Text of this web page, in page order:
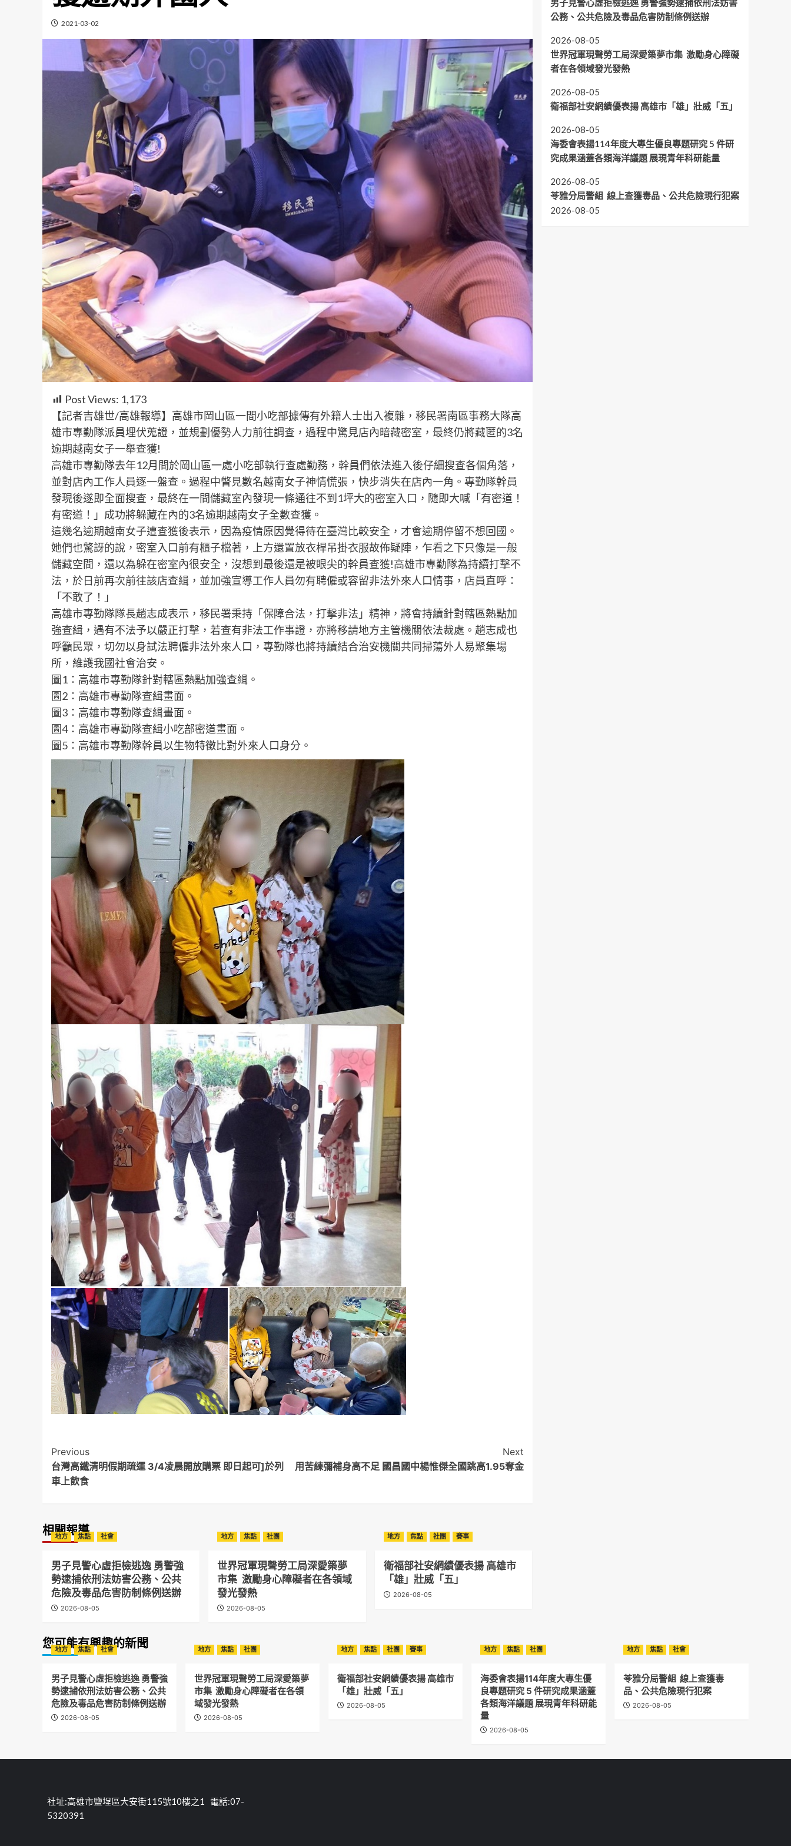
2021-03-02
Post Views: 1,173
【記者吉雄世/高雄報導】高雄市岡山區一間小吃部據傳有外籍人士出入複雜，移民署南區事務大隊高
雄市專勤隊派員埋伏蒐證，並規劃優勢人力前往調查，過程中驚見店內暗藏密室，最終仍將藏匿的3名
逾期越南女子一舉查獲!
高雄市專勤隊去年12月間於岡山區一處小吃部執行查處勤務，幹員們依法進入後仔細搜查各個角落，
並對店內工作人員逐一盤查。過程中瞥見數名越南女子神情慌張，快步消失在店內一角。專勤隊幹員
發現後遂即全面搜查，最終在一間儲藏室內發現一條通往不到1坪大的密室入口，隨即大喊「有密道！
有密道！」成功將躲藏在內的3名逾期越南女子全數查獲。
這幾名逾期越南女子遭查獲後表示，因為疫情原因覺得待在臺灣比較安全，才會逾期停留不想回國。
她們也驚訝的說，密室入口前有櫃子檔著，上方還置放衣桿吊掛衣服故佈疑陣，乍看之下只像是一般
儲藏空間，還以為躲在密室內很安全，沒想到最後還是被眼尖的幹員查獲!高雄市專勤隊為持續打擊不
法，於日前再次前往該店查緝，並加強宣導工作人員勿有聘僱或容留非法外來人口情事，店員直呼：
「不敢了！」
高雄市專勤隊隊長趙志成表示，移民署秉持「保障合法，打擊非法」精神，將會持續針對轄區熱點加
強查緝，遇有不法予以嚴正打擊，若查有非法工作事證，亦將移請地方主管機關依法裁處。趙志成也
呼籲民眾，切勿以身試法聘僱非法外來人口，專勤隊也將持續結合治安機關共同掃蕩外人易聚集場
所，維護我國社會治安。
圖1：高雄市專勤隊針對轄區熱點加強查緝。
圖2：高雄市專勤隊查緝畫面。
圖3：高雄市專勤隊查緝畫面。
圖4：高雄市專勤隊查緝小吃部密道畫面。
圖5：高雄市專勤隊幹員以生物特徵比對外來人口身分。
Post
Navigation
Previous
台灣高鐵清明假期疏運 3/4凌晨開放購票 即日起可]於列
車上飲食
Next
用苦練彌補身高不足 國昌國中楊惟傑全國跳高1.95奪金
相關報導
地方 焦點 社會
男子見警心虛拒檢逃逸 勇警強
勢逮捕依刑法妨害公務、公共
危險及毒品危害防制條例送辦
2026-08-05
地方 焦點 社團
世界冠軍現聲勞工局深愛築夢
市集 激勵身心障礙者在各領域
發光發熱
2026-08-05
地方 焦點 社團 賽事
衛福部社安網績優表揚 高雄市
「雄」壯威「五」
2026-08-05
男子見警心虛拒檢逃逸 勇警強勢逮捕依刑法妨害
公務、公共危險及毒品危害防制條例送辦
2026-08-05
世界冠軍現聲勞工局深愛築夢市集 激勵身心障礙
者在各領域發光發熱
2026-08-05
衛福部社安網績優表揚 高雄市「雄」壯威「五」
2026-08-05
海委會表揚114年度大專生優良專題研究 5 件研
究成果涵蓋各類海洋議題 展現青年科研能量
2026-08-05
苓雅分局警組 線上查獲毒品、公共危險現行犯案
2026-08-05
您可能有興趣的新聞
地方 焦點 社會
男子見警心虛拒檢逃逸 勇警強
勢逮捕依刑法妨害公務、公共
危險及毒品危害防制條例送辦
2026-08-05
地方 焦點 社團
世界冠軍現聲勞工局深愛築夢
市集 激勵身心障礙者在各領
域發光發熱
2026-08-05
地方 焦點 社團 賽事
衛福部社安網績優表揚 高雄市
「雄」壯威「五」
2026-08-05
地方 焦點 社團
海委會表揚114年度大專生優
良專題研究 5 件研究成果涵蓋
各類海洋議題 展現青年科研能
量
2026-08-05
地方 焦點 社會
苓雅分局警組 線上查獲毒
品、公共危險現行犯案
2026-08-05
社址:高雄市鹽埕區大安街115號10樓之1 電話:07-
5320391